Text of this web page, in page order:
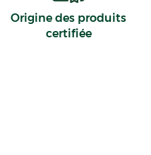
Origine des produits
certifiée